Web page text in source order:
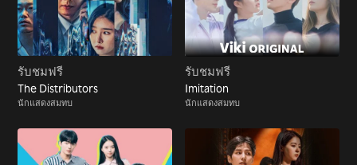
รับชมฟรี
The Distributors
นักแสดงสมทบ
รับชมฟรี
Imitation
นักแสดงสมทบ